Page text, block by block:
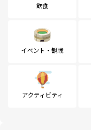
飲食
イベント・観戦
アクティビティ